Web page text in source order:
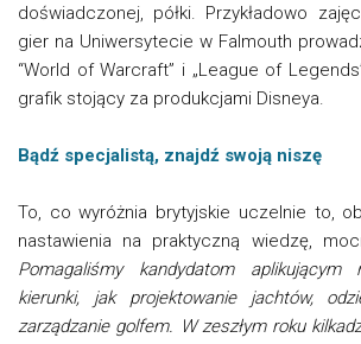
doświadczonej, półki. Przykładowo
gier na Uniwersytecie w Falmouth
“World of Warcraft” i „League of
grafik stojący za produkcjami Disneya.
Bądź specjalistą, znajdź swoją niszę
To, co wyróżnia brytyjskie uczelnie to,
nastawienia na praktyczną wiedzę,
Pomagaliśmy kandydatom
kierunki, jak projektowanie jachtów,
zarządzanie golfem. W zeszłym roku